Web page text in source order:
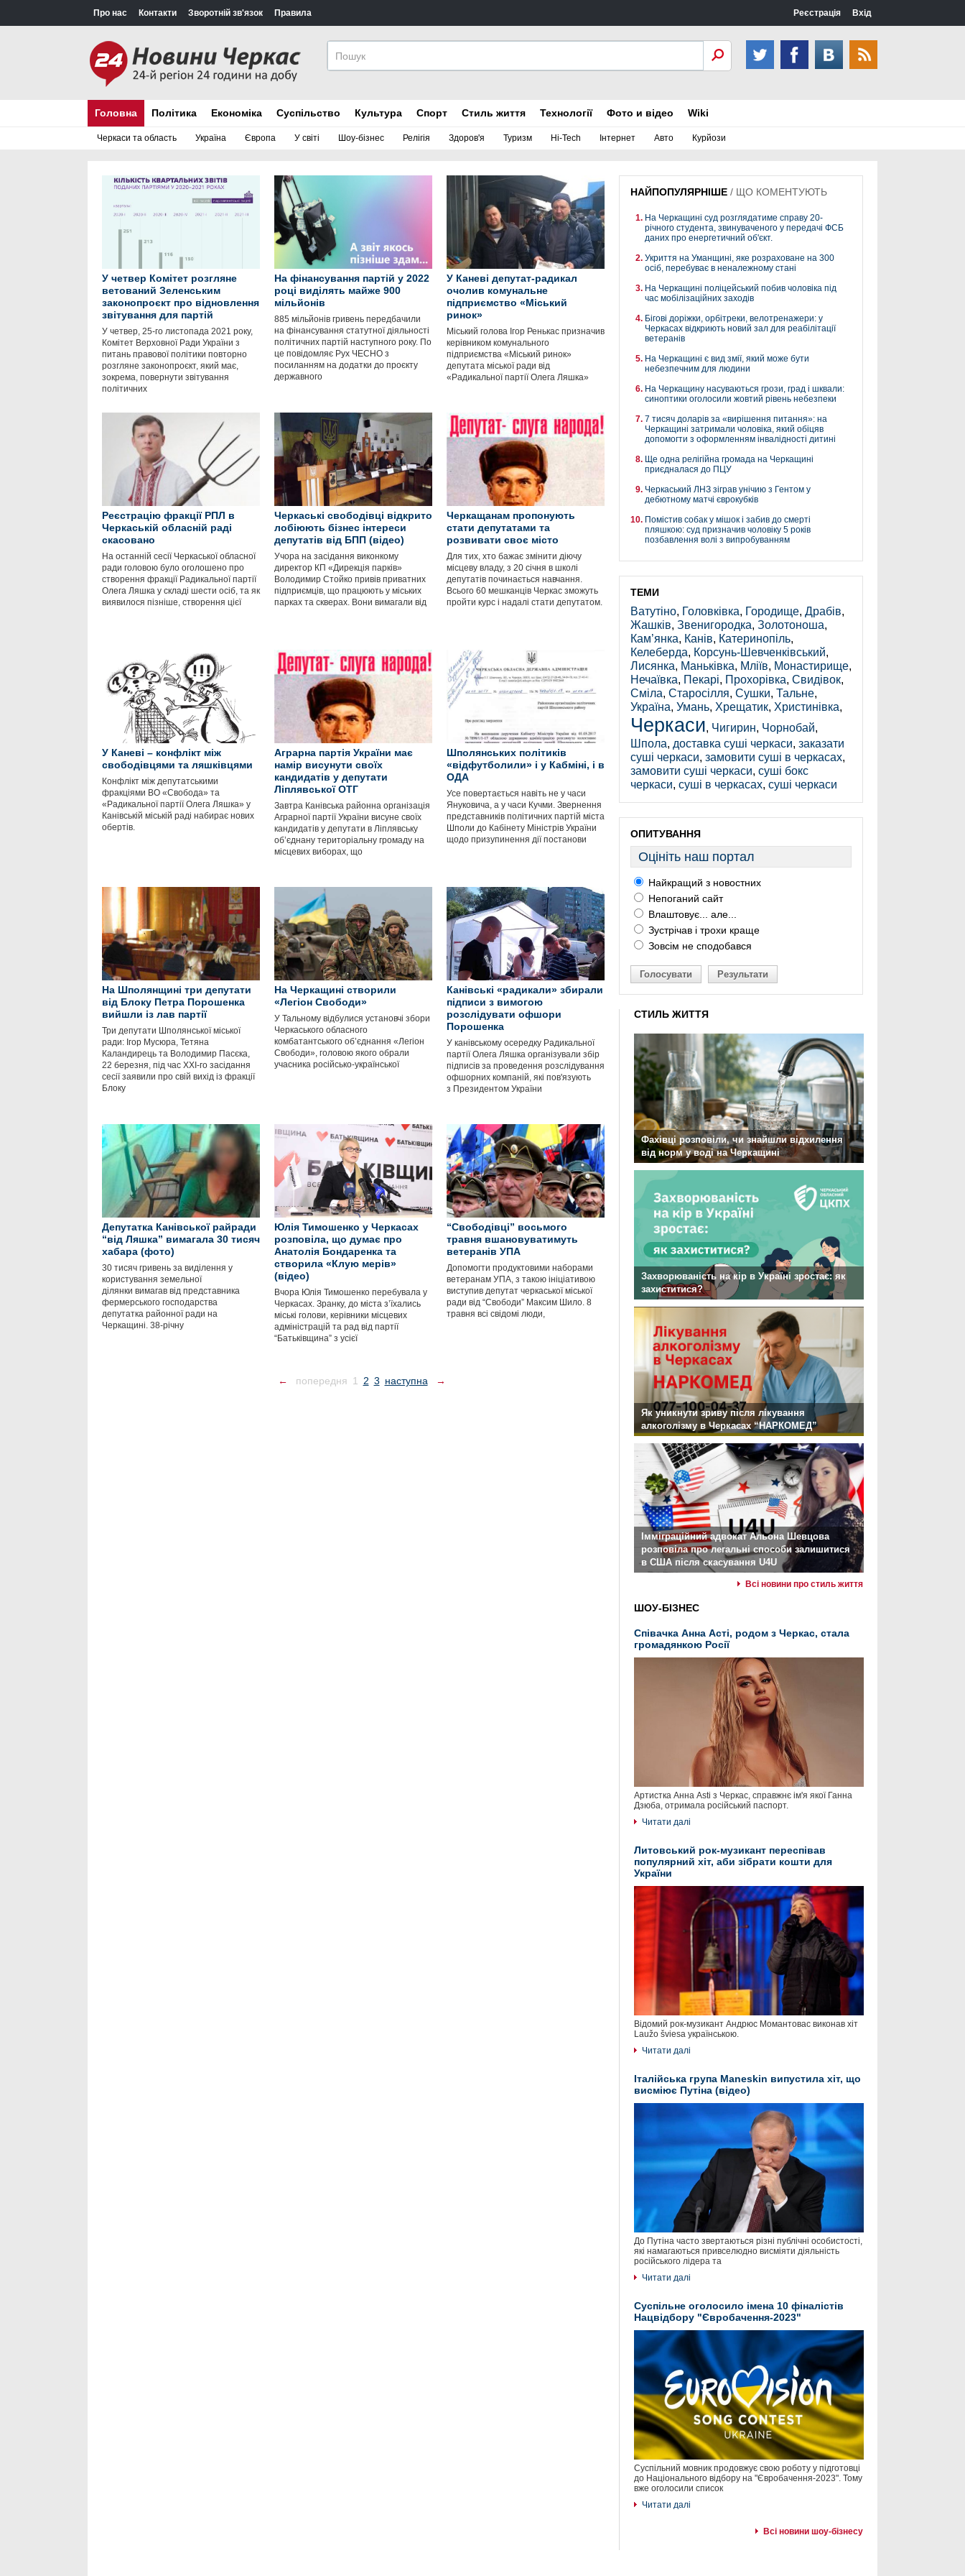
Про нас Контакти Зворотній зв'язок Правила Реєстрація Вхід
Головна
Черкаси та область Україна Європа У світі Шоу-бізнес Релігія Здоров'я Туризм Hi-Tech Інтернет Авто Курйози
Політика Економіка Суспільство Культура Спорт Стиль життя Технології Фото и відео Wiki
У четвер Комітет розгляне
ветований Зеленським
законопроєкт про відновлення
звітування для партій
У четвер, 25-го листопада 2021 року,
Комітет Верховної Ради України з
питань правової політики повторно
розгляне законопроєкт, який має,
зокрема, повернути звітування
політичних
На фінансування партій у 2022
році виділять майже 900
мільйонів
885 мільйонів гривень передбачили
на фінансування статутної діяльності
політичних партій наступного року. По
це повідомляє Рух ЧЕСНО з
посиланням на додатки до проєкту
державного
У Каневі депутат-радикал
очолив комунальне
підприємство «Міський
ринок»
Міський голова Ігор Ренькас призначив
керівником комунального
підприємства «Міський ринок»
депутата міської ради від
«Радикальної партії Олега Ляшка»
Реєстрацію фракції РПЛ в
Черкаській обласній раді
скасовано
На останній сесії Черкаської обласної
ради головою було оголошено про
створення фракції Радикальної партії
Олега Ляшка у складі шести осіб, та як
виявилося пізніше, створення цієї
Черкаські свободівці відкрито
лобіюють бізнес інтереси
депутатів від БПП (відео)
Учора на засідання виконкому
директор КП «Дирекція парків»
Володимир Стойко привів приватних
підприємців, що працюють у міських
парках та скверах. Вони вимагали від
Черкащанам пропонують
стати депутатами та
розвивати своє місто
Для тих, хто бажає змінити діючу
місцеву владу, з 20 січня в школі
депутатів починається навчання.
Всього 60 мешканців Черкас зможуть
пройти курс і надалі стати депутатом.
У Каневі – конфлікт між
свободівцями та ляшківцями
Конфлікт між депутатськими
фракціями ВО «Свобода» та
«Радикальної партії Олега Ляшка» у
Канівській міській раді набирає нових
обертів.
Аграрна партія України має
намір висунути своїх
кандидатів у депутати
Ліплявської ОТГ
Завтра Канівська районна організація
Аграрної партії України висуне своїх
кандидатів у депутати в Ліплявську
об’єднану територіальну громаду на
місцевих виборах, що
Шполянських політиків
«відфутболили» і у Кабміні, і в
ОДА
Усе повертається навіть не у часи
Януковича, а у часи Кучми. Звернення
представників політичних партій міста
Шполи до Кабінету Міністрів України
щодо призупинення дії постанови
На Шполянщині три депутати
від Блоку Петра Порошенка
вийшли із лав партії
Три депутати Шполянської міської
ради: Ігор Мусюра, Тетяна
Каландирець та Володимир Пасєка,
22 березня, під час ХХІ-го засідання
сесії заявили про свій вихід із фракції
Блоку
На Черкащині створили
«Легіон Свободи»
У Тальному відбулися установчі збори
Черкаського обласного
комбатантського об’єднання «Легіон
Свободи», головою якого обрали
учасника російсько-української
Канівські «радикали» збирали
підписи з вимогою
розслідувати офшори
Порошенка
У канівському осередку Радикальної
партії Олега Ляшка організували збір
підписів за проведення розслідування
офшорних компаній, які пов'язують
з Президентом України
Депутатка Канівської райради
“від Ляшка” вимагала 30 тисяч
хабара (фото)
30 тисяч гривень за виділення у
користування земельної
ділянки вимагав від представника
фермерського господарства
депутатка районної ради на
Черкащині. 38-річну
Юлія Тимошенко у Черкасах
розповіла, що думає про
Анатолія Бондаренка та
створила «Клую мерів»
(відео)
Вчора Юлія Тимошенко перебувала у
Черкасах. Зранку, до міста з’їхались
міські голови, керівники місцевих
адміністрацій та рад від партії
“Батьківщина” з усієї
“Свободівці” восьмого
травня вшановуватимуть
ветеранів УПА
Допомогти продуктовими наборами
ветеранам УПА, з такою ініціативою
виступив депутат черкаської міської
ради від “Свободи” Максим Шило. 8
травня всі свідомі люди,
← попередня 1 2 3 наступна →
НАЙПОПУЛЯРНІШЕ / ЩО КОМЕНТУЮТЬ
На Черкащині суд розглядатиме справу 20-
річного студента, звинуваченого у передачі ФСБ
даних про енергетичний об'єкт.
Укриття на Уманщині, яке розраховане на 300
осіб, перебуває в неналежному стані
На Черкащині поліцейський побив чоловіка під
час мобілізаційних заходів
Бігові доріжки, орбітреки, велотренажери: у
Черкасах відкриють новий зал для реабілітації
ветеранів
На Черкащині є вид змії, який може бути
небезпечним для людини
На Черкащину насуваються грози, град і шквали:
синоптики оголосили жовтий рівень небезпеки
7 тисяч доларів за «вирішення питання»: на
Черкащині затримали чоловіка, який обіцяв
допомогти з оформленням інвалідності дитині
Ще одна релігійна громада на Черкащині
приєдналася до ПЦУ
Черкаський ЛНЗ зіграв унічию з Гентом у
дебютному матчі єврокубків
Помістив собак у мішок і забив до смерті
пляшкою: суд призначив чоловіку 5 років
позбавлення волі з випробуванням
ТЕМИ
Ватутіно, Головківка, Городище, Драбів,
Жашків, Звенигородка, Золотоноша,
Кам’янка, Канів, Катеринопіль,
Келеберда, Корсунь-Шевченківський,
Лисянка, Маньківка, Мліїв, Монастирище,
Нечаївка, Пекарі, Прохорівка, Свидівок,
Сміла, Старосілля, Сушки, Тальне,
Україна, Умань, Хрещатик, Христинівка,
Черкаси, Чигирин, Чорнобай,
Шпола, доставка суші черкаси, заказати
суші черкаси, замовити суші в черкасах,
замовити суші черкаси, суші бокс
черкаси, суші в черкасах, суші черкаси
ОПИТУВАННЯ
Оцініть наш портал
Найкращий з новостних
Непоганий сайт
Влаштовує... але...
Зустрічав і трохи краще
Зовсім не сподобався
Голосувати Результати
СТИЛЬ ЖИТТЯ
Фахівці розповіли, чи знайшли відхилення
від норм у воді на Черкащині
Захворюваність на кір в Україні зростає: як
захиститися?
Як уникнути зриву після лікування
алкоголізму в Черкасах “НАРКОМЕД”
Імміграційний адвокат Альона Шевцова
розповіла про легальні способи залишитися
в США після скасування U4U
Всі новини про стиль життя
ШОУ-БІЗНЕС
Співачка Анна Асті, родом з Черкас, стала
громадянкою Росії
Артистка Анна Asti з Черкас, справжнє ім'я якої Ганна
Дзюба, отримала російський паспорт.
Читати далі
Литовський рок-музикант переспівав
популярний хіт, аби зібрати кошти для
України
Відомий рок-музикант Андрюс Момантовас виконав хіт
Laužo šviesa українською.
Читати далі
Італійська група Maneskin випустила хіт, що
висміює Путіна (відео)
До Путіна часто звертаються різні публічні особистості,
які намагаються привселюдно висміяти діяльність
російського лідера та
Читати далі
Суспільне оголосило імена 10 фіналістів
Нацвідбору "Євробачення-2023"
Суспільний мовник продовжує свою роботу у підготовці
до Національного відбору на "Євробачення-2023". Тому
вже оголосили список
Читати далі
Всі новини шоу-бізнесу